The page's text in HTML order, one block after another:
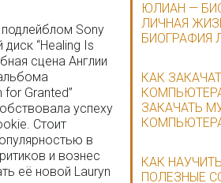
Sony
“Healing Is
сцена Англии
for Granted”
успеху
Стоит
в
и вознес
её новой Lauryn
ЮЛИАН —
ЛИЧНАЯ
БИОГРАФИЯ
КАК
ЗАКАЧАТЬ
КАК
ПОЛЕЗНЫЕ